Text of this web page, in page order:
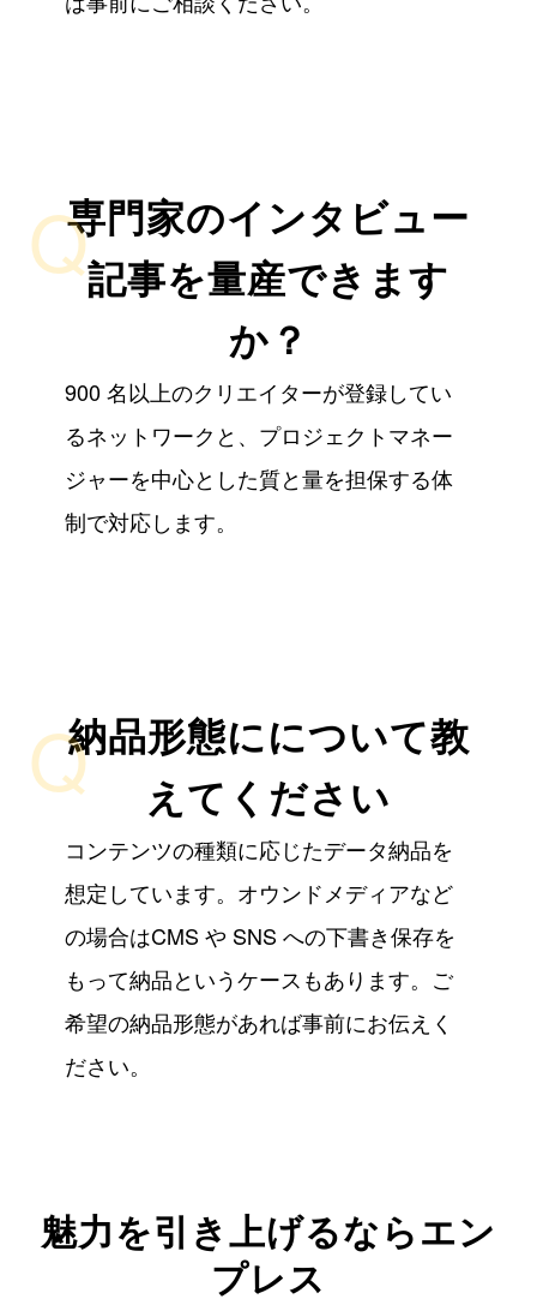
Q専門家のインタビュー
記事を量産できます
か？
900 名以上のクリエイターが登録してい
るネットワークと、プロジェクトマネー
ジャーを中心とした質と量を担保する体
制で対応します。
Q納品形態にについて教
えてください
コンテンツの種類に応じたデータ納品を
想定しています。オウンドメディアなど
の場合はCMS や SNS への下書き保存を
もって納品というケースもあります。ご
希望の納品形態があれば事前にお伝えく
ださい。
魅力を引き上げるならエン
プレス